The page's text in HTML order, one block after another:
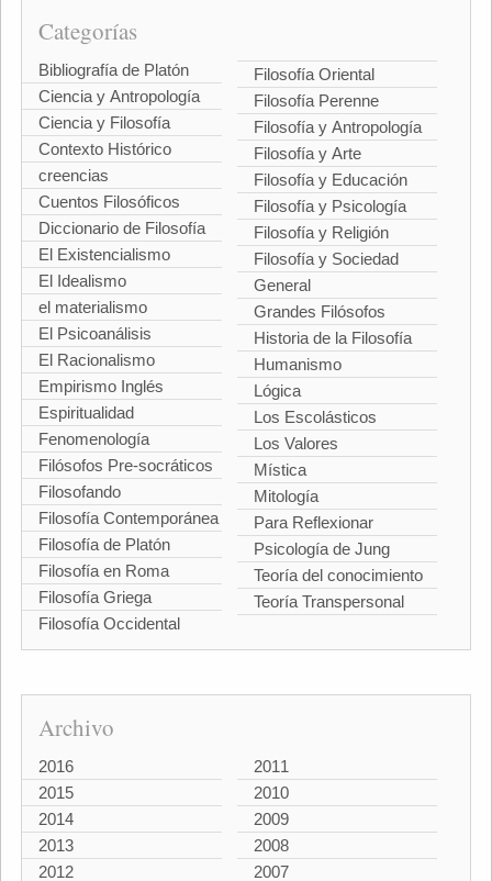
Categorías
Bibliografía de Platón
Ciencia y Antropología
Ciencia y Filosofía
Contexto Histórico
creencias
Cuentos Filosóficos
Diccionario de Filosofía
El Existencialismo
El Idealismo
el materialismo
El Psicoanálisis
El Racionalismo
Empirismo Inglés
Espiritualidad
Fenomenología
Filósofos Pre-socráticos
Filosofando
Filosofía Contemporánea
Filosofía de Platón
Filosofía en Roma
Filosofía Griega
Filosofía Occidental
Filosofía Oriental
Filosofía Perenne
Filosofía y Antropología
Filosofía y Arte
Filosofía y Educación
Filosofía y Psicología
Filosofía y Religión
Filosofía y Sociedad
General
Grandes Filósofos
Historia de la Filosofía
Humanismo
Lógica
Los Escolásticos
Los Valores
Mística
Mitología
Para Reflexionar
Psicología de Jung
Teoría del conocimiento
Teoría Transpersonal
Archivo
2016
2015
2014
2013
2012
2011
2010
2009
2008
2007